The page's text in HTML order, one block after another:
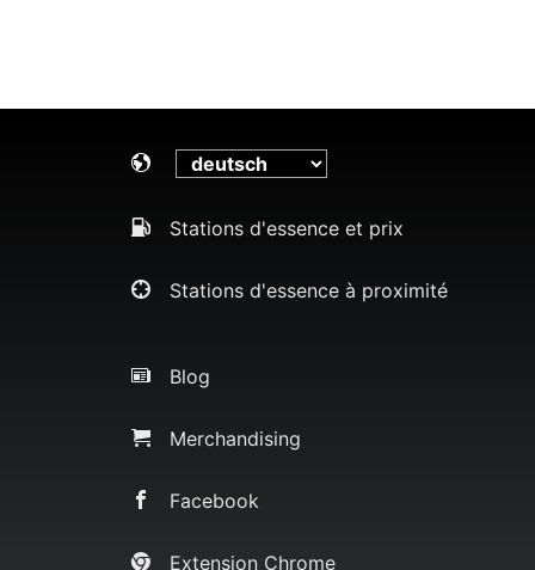
Stations d'essence et prix
Stations d'essence à proximité
Blog
Merchandising
Facebook
Extension Chrome